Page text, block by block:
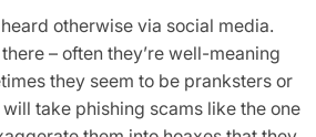
otherwise via social media.
– often they’re well-meaning
they seem to be pranksters or
take phishing scams like the one